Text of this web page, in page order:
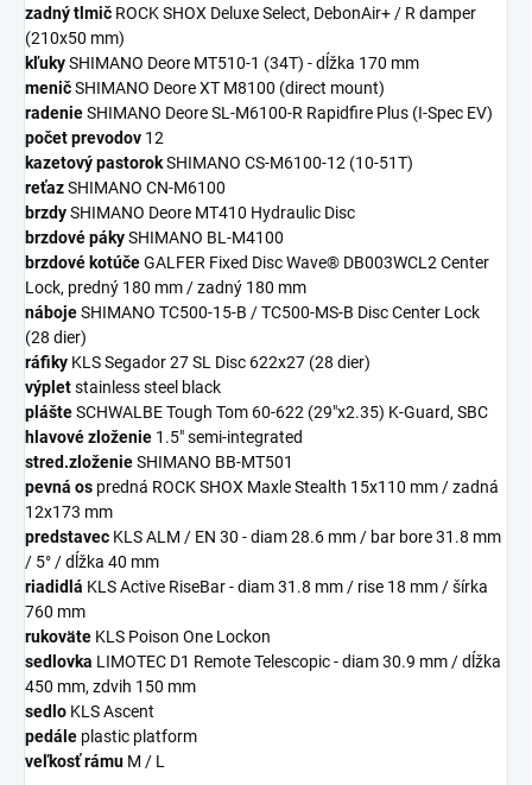
zadný tlmič ROCK SHOX Deluxe Select, DebonAir+ / R damper
(210x50 mm)
kľukySHIMANO Deore MT510-1 (34T) - dĺžka 170 mm
meničSHIMANO Deore XT M8100 (direct mount)
radenieSHIMANO Deore SL-M6100-R Rapidfire Plus (I-Spec EV)
počet prevodov 12
kazetový pastorokSHIMANO CS-M6100-12 (10-51T)
reťazSHIMANO CN-M6100
brzdySHIMANO Deore MT410 Hydraulic Disc
brzdové pákySHIMANO BL-M4100
brzdové kotúčeGALFER Fixed Disc Wave® DB003WCL2 Center
Lock, predný 180 mm / zadný 180 mm
nábojeSHIMANO TC500-15-B / TC500-MS-B Disc Center Lock
(28 dier)
ráfiky KLS Segador 27 SL Disc 622x27 (28 dier)
výpletstainless steel black
plášteSCHWALBE Tough Tom 60-622 (29"x2.35) K-Guard, SBC
hlavové zloženie 1.5" semi-integrated
stred.zloženieSHIMANO BB-MT501
pevná os predná ROCK SHOX Maxle Stealth 15x110 mm / zadná
12x173 mm
predstavec KLS ALM / EN 30 - diam 28.6 mm / bar bore 31.8 mm
/ 5° / dĺžka 40 mm
riadidlá KLS Active RiseBar - diam 31.8 mm / rise 18 mm / šírka
760 mm
rukoväte KLS Poison One Lockon
sedlovka LIMOTEC D1 Remote Telescopic - diam 30.9 mm / dĺžka
450 mm, zdvih 150 mm
sedlo KLS Ascent
pedále plastic platform
veľkosť rámu M / L